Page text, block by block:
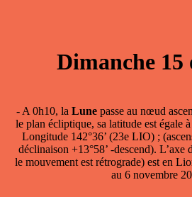
Dimanche 15
- A 0h10, la Lunepasse au nœud
le plan écliptique, sa latitude est égale
Longitude 142°36’ (23e LIO) ;
déclinaison +13°58’ -descend).
le mouvement est rétrograde) est en
au 6 novembre